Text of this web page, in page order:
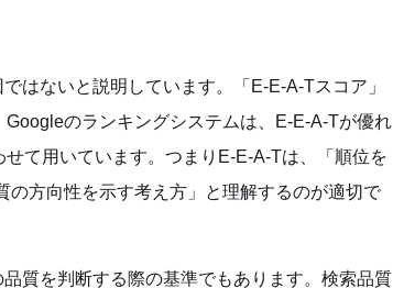
はないと説明しています。「E-E-A-Tスコア」
のランキングシステムは、E-E-A-Tが優れ
て用いています。つまりE-E-A-Tは、「順位を
方向性を示す考え方」と理解するのが適切で
質を判断する際の基準でもあります。検索品質